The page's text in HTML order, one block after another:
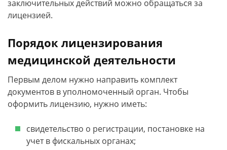
заключительных действий можно обращаться за
лицензией.
Порядок лицензирования
медицинской деятельности
Первым делом нужно направить комплект
документов в уполномоченный орган. Чтобы
оформить лицензию, нужно иметь:
свидетельство о регистрации, постановке на
учет в фискальных органах;